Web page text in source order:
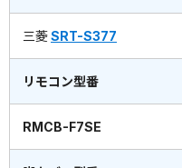
三菱SRT-S377
リモコン型番
RMCB-F7SE